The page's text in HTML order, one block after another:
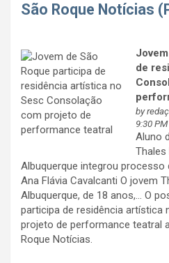
São Roque Notícias
de
by
9:30 PM
Aluno
Thales
Albuquerque integrou processo
Ana Flávia Cavalcanti O jovem
Albuquerque, de 18 anos,… O
participa de residência artística
projeto de performance teatral
Roque Notícias.